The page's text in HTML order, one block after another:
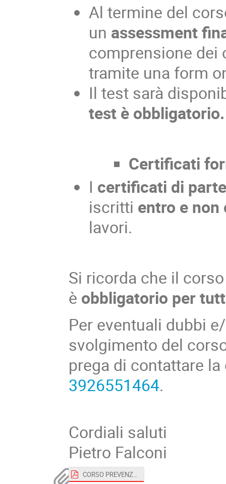
Al termine del
un assessment
comprensione dei
tramite una form
Il test sarà
test è obbligatorio.
Certificati
I certificati di
iscritti entro e
lavori.
Si ricorda che il
è obbligatorio per
Per eventuali dubbi
svolgimento del
prega di contattare
3926551464.
Cordiali saluti
Pietro Falconi
CORSO PREVENZIONE DELLA CORRUZIONE E TRASPARENZA 27 11 2025 - DTT.pdf